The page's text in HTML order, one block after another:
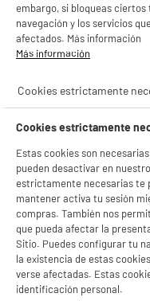
¿Cómo
DEPOT
Con el fin de mejorar tu
y sus socios utilizan cookies
- compartir contenido
- ofrecer publicidad y
- facilitar el intercambio de
- analizar el tráfico en nuestro
Consulta la política de
embargo, si bloqueas
navegación y los servicios
afectados. Más información
Más información
Cookies estrictamente
Cookies estrictamente
Estas cookies son
pueden desactivar en
estrictamente necesarias te
mantener activa tu sesión
compras. También nos
que pueda afectar la
Sitio. Puedes configurar tu
la existencia de estas
verse afectadas. Estas
identificación personal.